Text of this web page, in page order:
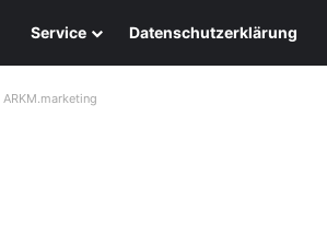
Service Datenschutzerklärung
ARKM.marketing